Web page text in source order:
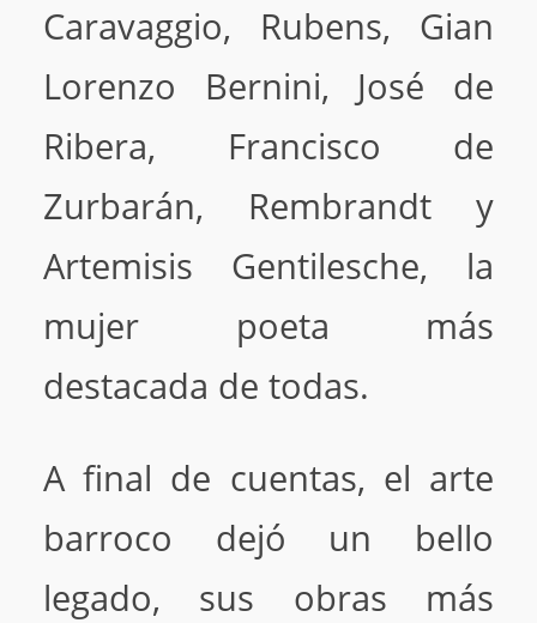
Caravaggio, Rubens, Gian
Lorenzo Bernini, José de
Ribera, Francisco de
Zurbarán, Rembrandt y
Artemisis Gentilesche, la
mujer poeta más
destacada de todas.
A final de cuentas, el arte
barroco dejó un bello
legado, sus obras más